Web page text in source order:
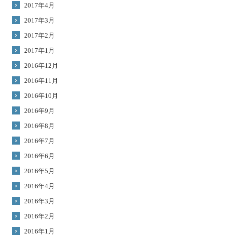
2017年4月
2017年3月
2017年2月
2017年1月
2016年12月
2016年11月
2016年10月
2016年9月
2016年8月
2016年7月
2016年6月
2016年5月
2016年4月
2016年3月
2016年2月
2016年1月